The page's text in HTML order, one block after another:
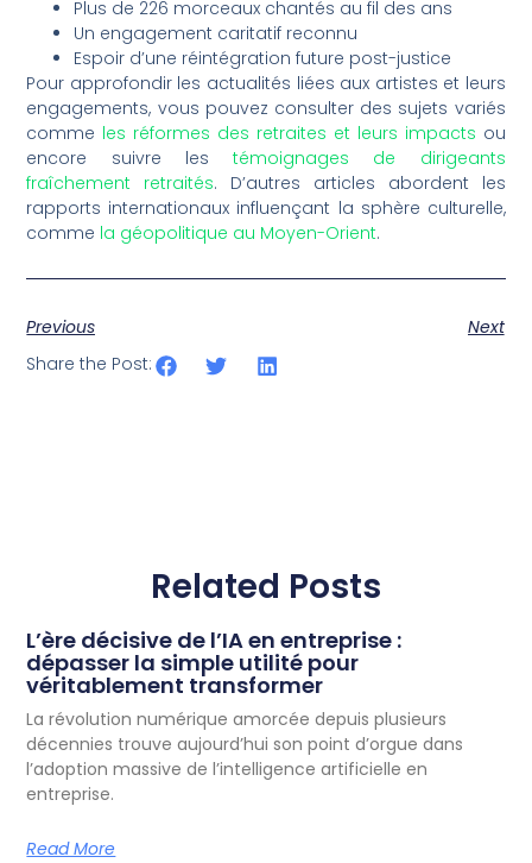
Plus de 226 morceaux chantés au fil des ans
Un engagement caritatif reconnu
Espoir d’une réintégration future post-justice
Pour approfondir les actualités liées aux artistes et leurs
engagements, vous pouvez consulter des sujets variés
comme les réformes des retraites et leurs impacts ou
encore suivre lestémoignages de dirigeants
fraîchement retraités. D’autres articles abordent les
rapports internationaux influençant la sphère culturelle,
comme la géopolitique au Moyen-Orient.
Previous
Next
Share the Post:
Related Posts
L’ère décisive de l’IA en entreprise :
dépasser la simple utilité pour
véritablement transformer
La révolution numérique amorcée depuis plusieurs
décennies trouve aujourd’hui son point d’orgue dans
l’adoption massive de l’intelligence artificielle en
entreprise.
Read More